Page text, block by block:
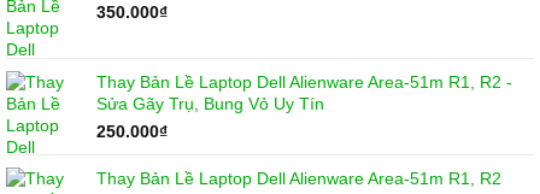
350.000₫
Thay Bản Lề Laptop Dell Alienware Area-51m R1, R2 -
Sửa Gãy Trụ, Bung Vỏ Uy Tín
250.000₫
Thay Bản Lề Laptop Dell Alienware Area-51m R1, R2